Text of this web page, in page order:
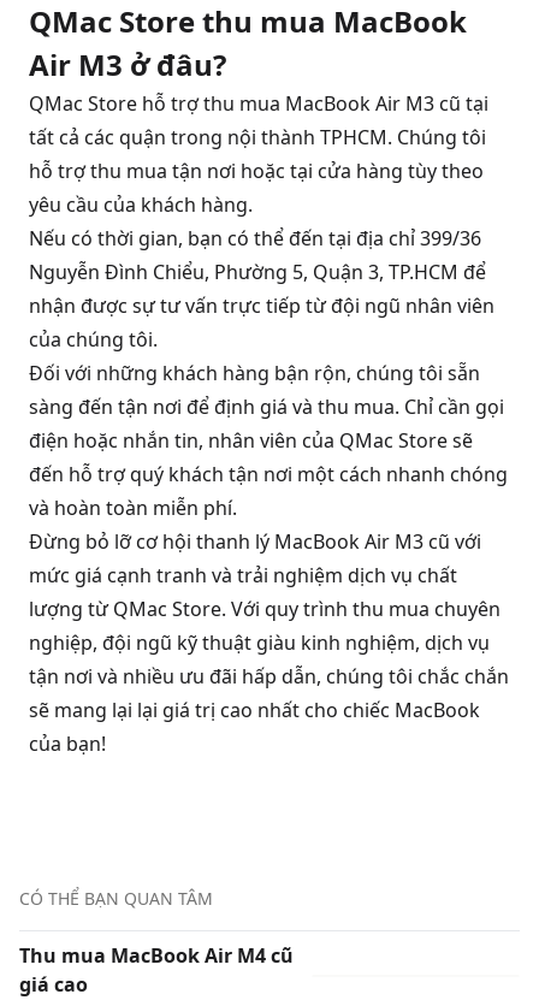
QMac Store thu mua MacBook
Air M3 ở đâu?
QMac Store hỗ trợ thu mua MacBook Air M3 cũ tại
tất cả các quận trong nội thành TPHCM. Chúng tôi
hỗ trợ thu mua tận nơi hoặc tại cửa hàng tùy theo
yêu cầu của khách hàng.
Nếu có thời gian, bạn có thể đến tại địa chỉ 399/36
Nguyễn Đình Chiểu, Phường 5, Quận 3, TP.HCM để
nhận được sự tư vấn trực tiếp từ đội ngũ nhân viên
của chúng tôi.
Đối với những khách hàng bận rộn, chúng tôi sẵn
sàng đến tận nơi để định giá và thu mua. Chỉ cần gọi
điện hoặc nhắn tin, nhân viên của QMac Store sẽ
đến hỗ trợ quý khách tận nơi một cách nhanh chóng
và hoàn toàn miễn phí.
Đừng bỏ lỡ cơ hội thanh lý MacBook Air M3 cũ với
mức giá cạnh tranh và trải nghiệm dịch vụ chất
lượng từ QMac Store. Với quy trình thu mua chuyên
nghiệp, đội ngũ kỹ thuật giàu kinh nghiệm, dịch vụ
tận nơi và nhiều ưu đãi hấp dẫn, chúng tôi chắc chắn
sẽ mang lại lại giá trị cao nhất cho chiếc MacBook
của bạn!
CÓ THỂ BẠN QUAN TÂM
Thu mua MacBook Air M4 cũ
giá cao